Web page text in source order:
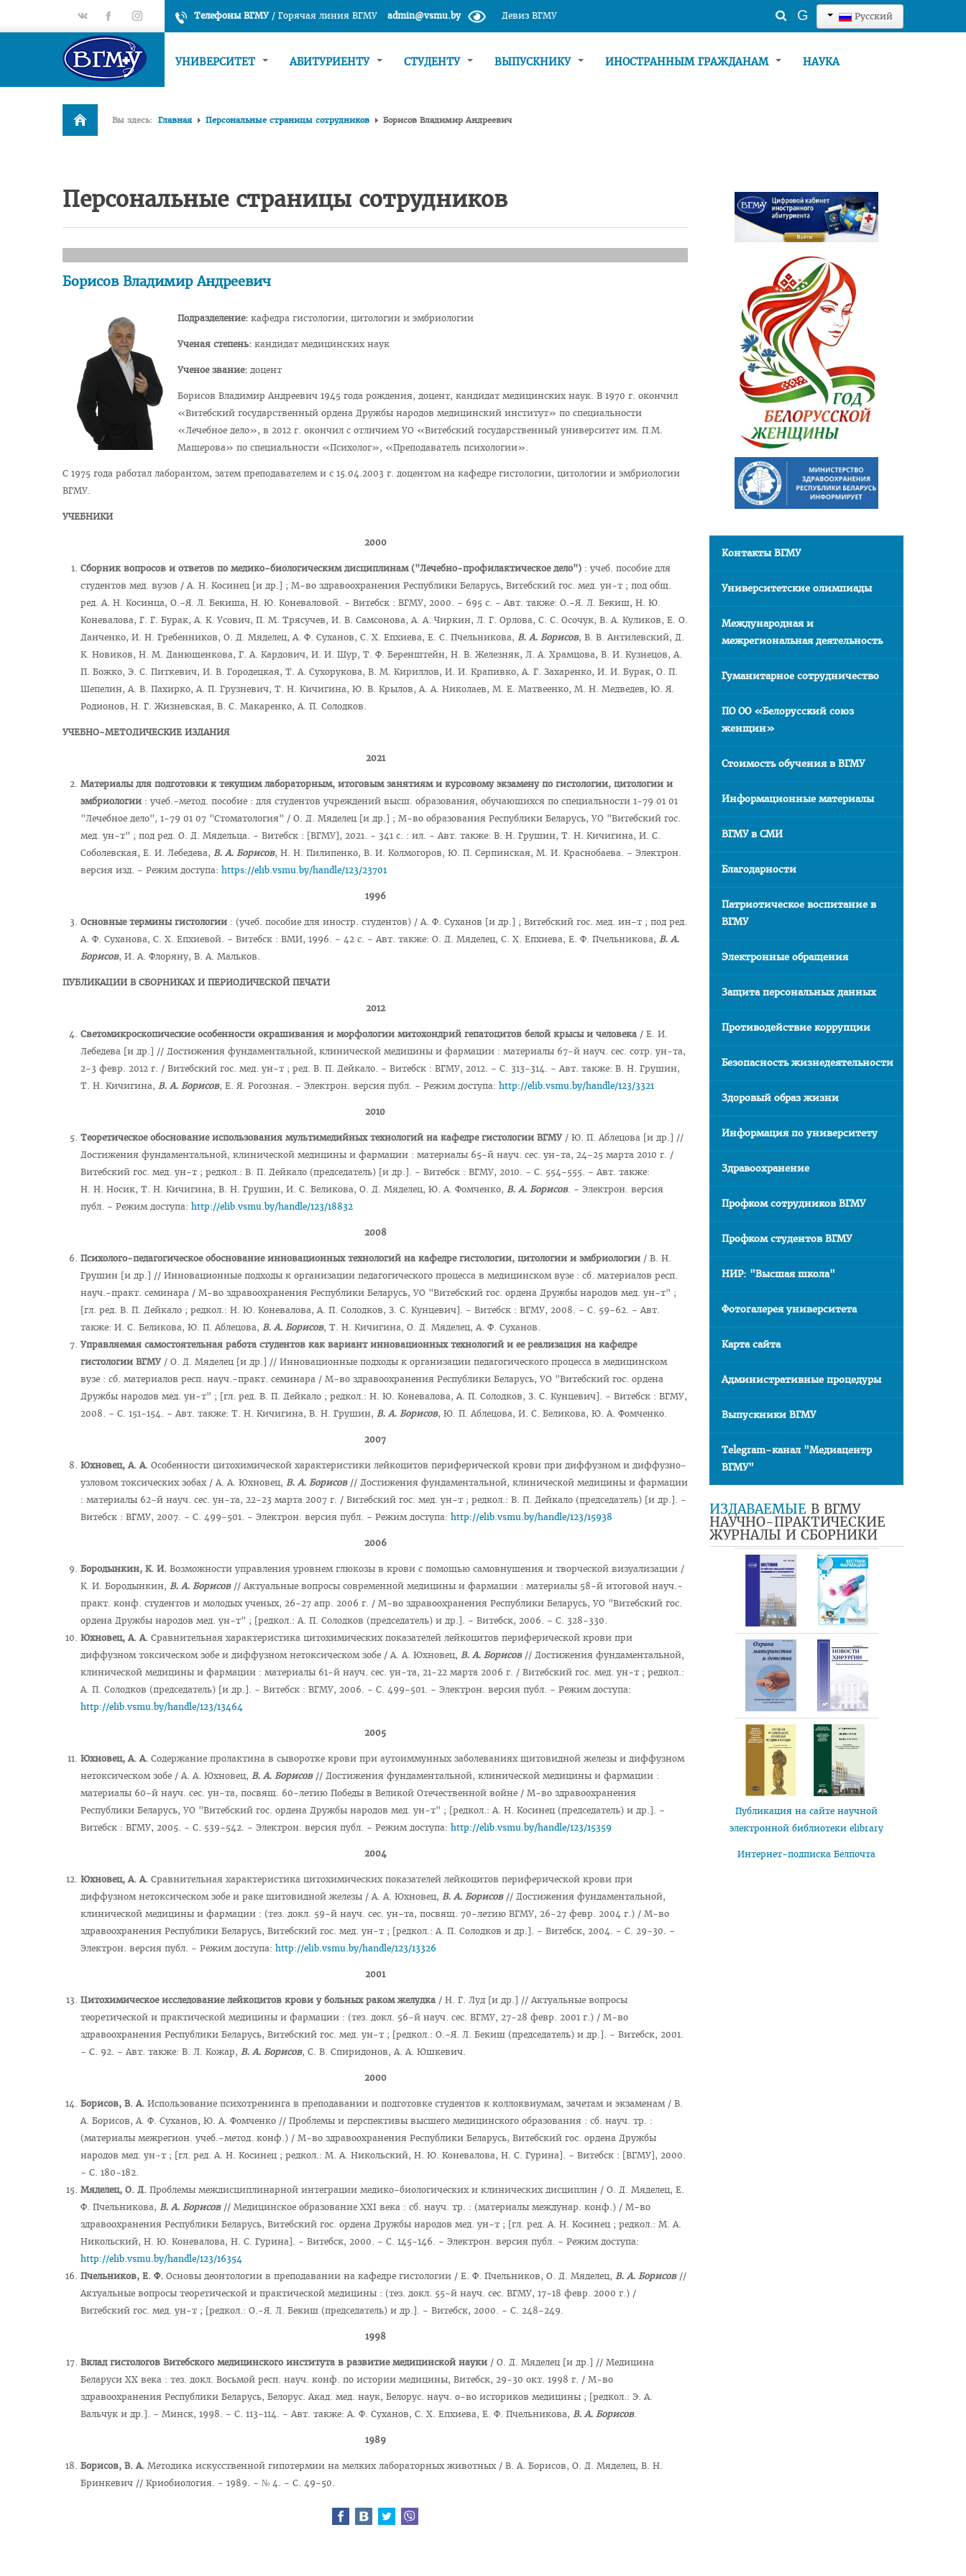
Телефоны ВГМУ/ Горячая линия ВГМУ Девиз ВГМУ
admin@vsmu.by Русский
Искать... G
gp fb tt
УНИВЕРСИТЕТ АБИТУРИЕНТУ СТУДЕНТУ ВЫПУСКНИКУ ИНОСТРАННЫМ ГРАЖДАНАМ НАУКА
Вы здесь: Главная Персональные страницы сотрудников Борисов Владимир Андреевич
Персональные страницы сотрудников
Борисов Владимир Андреевич
Подразделение: кафедра гистологии, цитологии и эмбриологии
Ученая степень: кандидат медицинских наук
Ученое звание: доцент
Борисов Владимир Андреевич 1945 года рождения, доцент, кандидат медицинских наук. В 1970 г. окончил
«Витебский государственный ордена Дружбы народов медицинский институт» по специальности
«Лечебное дело», в 2012 г. окончил с отличием УО «Витебский государственный университет им. П.М.
Машерова» по специальности «Психолог», «Преподаватель психологии».
С 1975 года работал лаборантом, затем преподавателем и с 15.04.2003 г. доцентом на кафедре гистологии, цитологии и эмбриологии
ВГМУ.
УЧЕБНИКИ
2000
Сборник вопросов и ответов по медико-биологическим дисциплинам ("Лечебно-профилактическое дело") : учеб. пособие для
студентов мед. вузов / А. Н. Косинец [и др.] ; М-во здравоохранения Республики Беларусь, Витебский гос. мед. ун-т ; под общ.
ред. А. Н. Косинца, О.-Я. Л. Бекиша, Н. Ю. Коневаловой. - Витебск : ВГМУ, 2000. - 695 с. - Авт. также: О.-Я. Л. Бекиш, Н. Ю.
Коневалова, Г. Г. Бурак, А. К. Усович, П. М. Трясучев, И. В. Самсонова, А. А. Чиркин, Л. Г. Орлова, С. С. Осочук, В. А. Куликов, Е. О.
Данченко, И. Н. Гребенников, О. Д. Мяделец, А. Ф. Суханов, С. Х. Епхиева, Е. С. Пчельникова, В. А. Борисов, В. В. Антилевский, Д.
К. Новиков, Н. М. Данющенкова, Г. А. Кардович, И. И. Шур, Т. Ф. Беренштейн, Н. В. Железняк, Л. А. Храмцова, В. И. Кузнецов, А.
П. Божко, Э. С. Питкевич, И. В. Городецкая, Т. А. Сухорукова, В. М. Кириллов, И. И. Крапивко, А. Г. Захаренко, И. И. Бурак, О. П.
Шепелин, А. В. Пахирко, А. П. Грузневич, Т. Н. Кичигина, Ю. В. Крылов, А. А. Николаев, М. Е. Матвеенко, М. Н. Медведев, Ю. Я.
Родионов, Н. Г. Жизневская, В. С. Макаренко, А. П. Солодков.
УЧЕБНО-МЕТОДИЧЕСКИЕ ИЗДАНИЯ
2021
Материалы для подготовки к текущим лабораторным, итоговым занятиям и курсовому экзамену по гистологии, цитологии и
эмбриологии : учеб.-метод. пособие : для студентов учреждений высш. образования, обучающихся по специальности 1-79 01 01
"Лечебное дело", 1-79 01 07 "Стоматология" / О. Д. Мяделец [и др.] ; М-во образования Республики Беларусь, УО "Витебский гос.
мед. ун-т" ; под ред. О. Д. Мядельца. - Витебск : [ВГМУ], 2021. - 341 с. : ил. - Авт. также: В. Н. Грушин, Т. Н. Кичигина, И. С.
Соболевская, Е. И. Лебедева, В. А. Борисов, Н. Н. Пилипенко, В. И. Колмогоров, Ю. П. Серпинская, М. И. Краснобаева. - Электрон.
версия изд. - Режим доступа: https://elib.vsmu.by/handle/123/23701
1996
Основные термины гистологии : (учеб. пособие для иностр. студентов) / А. Ф. Суханов [и др.] ; Витебский гос. мед. ин-т ; под ред.
А. Ф. Суханова, С. Х. Епхиевой. - Витебск : ВМИ, 1996. - 42 с. - Авт. также: О. Д. Мяделец, С. Х. Епхиева, Е. Ф. Пчельникова, В. А.
Борисов, И. А. Флоряну, В. А. Мальков.
ПУБЛИКАЦИИ В СБОРНИКАХ И ПЕРИОДИЧЕСКОЙ ПЕЧАТИ
2012
Светомикроскопические особенности окрашивания и морфологии митохондрий гепатоцитов белой крысы и человека / Е. И.
Лебедева [и др.] // Достижения фундаментальной, клинической медицины и фармации : материалы 67-й науч. сес. сотр. ун-та,
2-3 февр. 2012 г. / Витебский гос. мед. ун-т ; ред. В. П. Дейкало. - Витебск : ВГМУ, 2012. - С. 313-314. - Авт. также: В. Н. Грушин,
Т. Н. Кичигина, В. А. Борисов, Е. Я. Рогозная. - Электрон. версия публ. - Режим доступа: http://elib.vsmu.by/handle/123/3321
2010
Теоретическое обоснование использования мультимедийных технологий на кафедре гистологии ВГМУ/ Ю. П. Аблецова [и др.] //
Достижения фундаментальной, клинической медицины и фармации : материалы 65-й науч. сес. ун-та, 24-25 марта 2010 г. /
Витебский гос. мед. ун-т ; редкол.: В. П. Дейкало (председатель) [и др.]. - Витебск : ВГМУ, 2010. - С. 554-555. - Авт. также:
Н. Н. Носик, Т. Н. Кичигина, В. Н. Грушин, И. С. Беликова, О. Д. Мяделец, Ю. А. Фомченко, В. А. Борисов. - Электрон. версия
публ. - Режим доступа: http://elib.vsmu.by/handle/123/18832
2008
Психолого-педагогическое обоснование инновационных технологий на кафедре гистологии, цитологии и эмбриологии / В. Н.
Грушин [и др.] // Инновационные подходы к организации педагогического процесса в медицинском вузе : сб. материалов респ.
науч.-практ. семинара / М-во здравоохранения Республики Беларусь, УО "Витебский гос. ордена Дружбы народов мед. ун-т" ;
[гл. ред. В. П. Дейкало ; редкол.: Н. Ю. Коневалова, А. П. Солодков, З. С. Кунцевич]. - Витебск : ВГМУ, 2008. - С. 59-62. - Авт.
также: И. С. Беликова, Ю. П. Аблецова, В. А. Борисов, Т. Н. Кичигина, О. Д. Мяделец, А. Ф. Суханов.
Управляемая самостоятельная работа студентов как вариант инновационных технологий и ее реализация на кафедре
гистологии ВГМУ/ О. Д. Мяделец [и др.] // Инновационные подходы к организации педагогического процесса в медицинском
вузе : сб. материалов респ. науч.-практ. семинара / М-во здравоохранения Республики Беларусь, УО "Витебский гос. ордена
Дружбы народов мед. ун-т" ; [гл. ред. В. П. Дейкало ; редкол.: Н. Ю. Коневалова, А. П. Солодков, З. С. Кунцевич]. - Витебск : ВГМУ,
2008. - С. 151-154. - Авт. также: Т. Н. Кичигина, В. Н. Грушин, В. А. Борисов, Ю. П. Аблецова, И. С. Беликова, Ю. А. Фомченко.
2007
Юхновец, А. А. Особенности цитохимической характеристики лейкоцитов периферической крови при диффузном и диффузно-
узловом токсических зобах / А. А. Юхновец, В. А. Борисов// Достижения фундаментальной, клинической медицины и фармации
: материалы 62-й науч. сес. ун-та, 22-23 марта 2007 г. / Витебский гос. мед. ун-т ; редкол.: В. П. Дейкало (председатель) [и др.]. -
Витебск : ВГМУ, 2007. - С. 499-501. - Электрон. версия публ. - Режим доступа: http://elib.vsmu.by/handle/123/15938
2006
Бородынкин, К. И. Возможности управления уровнем глюкозы в крови с помощью самовнушения и творческой визуализации /
К. И. Бородынкин, В. А. Борисов// Актуальные вопросы современной медицины и фармации : материалы 58-й итоговой науч.-
практ. конф. студентов и молодых ученых, 26-27 апр. 2006 г. / М-во здравоохранения Республики Беларусь, УО "Витебский гос.
ордена Дружбы народов мед. ун-т" ; [редкол.: А. П. Солодков (председатель) и др.]. - Витебск, 2006. - С. 328-330.
Юхновец, А. А. Сравнительная характеристика цитохимических показателей лейкоцитов периферической крови при
диффузном токсическом зобе и диффузном нетоксическом зобе / А. А. Юхновец, В. А. Борисов// Достижения фундаментальной,
клинической медицины и фармации : материалы 61-й науч. сес. ун-та, 21-22 марта 2006 г. / Витебский гос. мед. ун-т ; редкол.:
А. П. Солодков (председатель) [и др.]. - Витебск : ВГМУ, 2006. - С. 499-501. - Электрон. версия публ. - Режим доступа:
http://elib.vsmu.by/handle/123/13464
2005
Юхновец, А. А. Содержание пролактина в сыворотке крови при аутоиммунных заболеваниях щитовидной железы и диффузном
нетоксическом зобе / А. А. Юхновец, В. А. Борисов// Достижения фундаментальной, клинической медицины и фармации :
материалы 60-й науч. сес. ун-та, посвящ. 60-летию Победы в Великой Отечественной войне / М-во здравоохранения
Республики Беларусь, УО "Витебский гос. ордена Дружбы народов мед. ун-т" ; [редкол.: А. Н. Косинец (председатель) и др.]. -
Витебск : ВГМУ, 2005. - С. 539-542. - Электрон. версия публ. - Режим доступа: http://elib.vsmu.by/handle/123/15359
2004
Юхновец, А. А. Сравнительная характеристика цитохимических показателей лейкоцитов периферической крови при
диффузном нетоксическом зобе и раке щитовидной железы / А. А. Юхновец, В. А. Борисов// Достижения фундаментальной,
клинической медицины и фармации : (тез. докл. 59-й науч. сес. ун-та, посвящ. 70-летию ВГМУ, 26-27 февр. 2004 г.) / М-во
здравоохранения Республики Беларусь, Витебский гос. мед. ун-т ; [редкол.: А. П. Солодков и др.]. - Витебск, 2004. - С. 29-30. -
Электрон. версия публ. - Режим доступа: http://elib.vsmu.by/handle/123/13326
2001
Цитохимическое исследование лейкоцитов крови у больных раком желудка / Н. Г. Луд [и др.] // Актуальные вопросы
теоретической и практической медицины и фармации : (тез. докл. 56-й науч. сес. ВГМУ, 27-28 февр. 2001 г.) / М-во
здравоохранения Республики Беларусь, Витебский гос. мед. ун-т ; [редкол.: О.-Я. Л. Бекиш (председатель) и др.]. - Витебск, 2001.
- С. 92. - Авт. также: В. Л. Кожар, В. А. Борисов, С. В. Спиридонов, А. А. Юшкевич.
2000
Борисов, В. А. Использование психотренинга в преподавании и подготовке студентов к коллоквиумам, зачетам и экзаменам / В.
А. Борисов, А. Ф. Суханов, Ю. А. Фомченко // Проблемы и перспективы высшего медицинского образования : сб. науч. тр. :
(материалы межрегион. учеб.-метод. конф.) / М-во здравоохранения Республики Беларусь, Витебский гос. ордена Дружбы
народов мед. ун-т ; [гл. ред. А. Н. Косинец ; редкол.: М. А. Никольский, Н. Ю. Коневалова, Н. С. Гурина]. - Витебск : [ВГМУ], 2000.
- С. 180-182.
Мяделец, О. Д. Проблемы междисциплинарной интеграции медико-биологических и клинических дисциплин / О. Д. Мяделец, Е.
Ф. Пчельникова, В. А. Борисов// Медицинское образование XXI века : сб. науч. тр. : (материалы междунар. конф.) / М-во
здравоохранения Республики Беларусь, Витебский гос. ордена Дружбы народов мед. ун-т ; [гл. ред. А. Н. Косинец ; редкол.: М. А.
Никольский, Н. Ю. Коневалова, Н. С. Гурина]. - Витебск, 2000. - С. 145-146. - Электрон. версия публ. - Режим доступа:
http://elib.vsmu.by/handle/123/16354
Пчельников, Е. Ф. Основы деонтологии в преподавании на кафедре гистологии / Е. Ф. Пчельников, О. Д. Мяделец, В. А. Борисов//
Актуальные вопросы теоретической и практической медицины : (тез. докл. 55-й науч. сес. ВГМУ, 17-18 февр. 2000 г.) /
Витебский гос. мед. ун-т ; [редкол.: О.-Я. Л. Бекиш (председатель) и др.]. - Витебск, 2000. - С. 248-249.
1998
Вклад гистологов Витебского медицинского института в развитие медицинской науки / О. Д. Мяделец [и др.] // Медицина
Беларуси XX века : тез. докл. Восьмой респ. науч. конф. по истории медицины, Витебск, 29-30 окт. 1998 г. / М-во
здравоохранения Республики Беларусь, Белорус. Акад. мед. наук, Белорус. науч. о-во историков медицины ; [редкол.: Э. А.
Вальчук и др.]. - Минск, 1998. - С. 113-114. - Авт. также: А. Ф. Суханов, С. Х. Епхиева, Е. Ф. Пчельникова, В. А. Борисов.
1989
Борисов, В. А. Методика искусственной гипотермии на мелких лабораторных животных / В. А. Борисов, О. Д. Мяделец, В. Н.
Бринкевич // Криобиология. - 1989. - № 4. - С. 49-50.
Контакты ВГМУ
Университетские олимпиады
Международная и
межрегиональная деятельность
Гуманитарное сотрудничество
ПО ОО «Белорусский союз
женщин»
Стоимость обучения в ВГМУ
Информационные материалы
ВГМУ в СМИ
Благодарности
Патриотическое воспитание в
ВГМУ
Электронные обращения
Защита персональных данных
Противодействие коррупции
Безопасность жизнедеятельности
Здоровый образ жизни
Информация по университету
Здравоохранение
Профком сотрудников ВГМУ
Профком студентов ВГМУ
НИР: "Высшая школа"
Фотогалерея университета
Карта сайта
Административные процедуры
Выпускники ВГМУ
Telegram-канал "Медиацентр
ВГМУ"
ИЗДАВАЕМЫЕ В ВГМУ
НАУЧНО-ПРАКТИЧЕСКИЕ
ЖУРНАЛЫ И СБОРНИКИ
Публикация на сайте научной
электронной библиотеки elibrary
Интернет-подписка Белпочта